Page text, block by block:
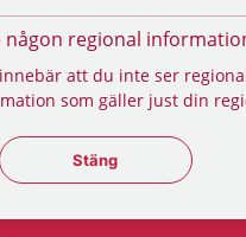
någon regional
att du inte ser
som gäller just din
Stäng regionsväljaren
Stäng